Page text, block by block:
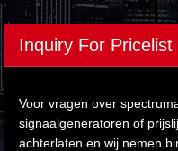
Inquiry For Pricelist
Voor vragen over
signaalgeneratoren of
achterlaten en wij nemen